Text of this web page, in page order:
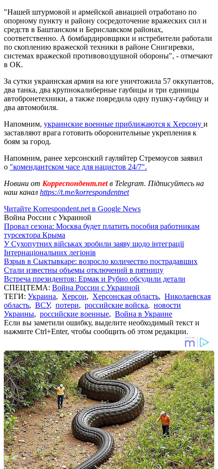
"Нашей штурмовой и армейской авиацией отработано по
опорному пункту и району сосредоточение вражеских сил и
средств в Баштанском и Бериславском районах,
соответственно. А бомбардировщики и истребители работали
по скоплению вражеской техники в районе Снигиревки,
системах вражеской противовоздушной обороны", - отмечают
в ОК.
За сутки украинская армия на юге уничтожила 57 оккупантов,
два танка, два крупнокалиберные гаубицы и три единицы
автобронетехники, а также повредила одну пушку-гаубицу и
два автомобиля.
Напомним, украинские военные приближаются к Херсону и
заставляют врага готовить оборонительные укрепления к
боям за город.
Напомним, ранее херсонский гауляйтер Стремоусов заявил
о "комендантском часе для нацистов 24/7".
Новини от Корреспондент.netв Telegram. Підписуйтесь на
наш канал https://t.me/korrespondentnet
Читайте Korrespondent.net в Google News
Война России с Украиной
Провал сезона: Москва будет платить пособия работникам
турсектора Крыма
У Сухопутних військах зробили заяву щодо інтеграції
Інтернаціональних легіонів
Взрыв в Сыктывкаре: возросло количество пострадавших
Стали известны объемы отключений в пятницу
Встреча президентов: Ермак и Рубио обсудили детали
СПЕЦТЕМА: Война России с Украиной
ТЕГИ: Украина, Херсон, Херсонская область, Николаевская
область, ВСУ, потери, российские войска, новости
Украины, российские военные, Война в Украине
Если вы заметили ошибку, выделите необходимый текст и
нажмите Ctrl+Enter, чтобы сообщить об этом редакции.